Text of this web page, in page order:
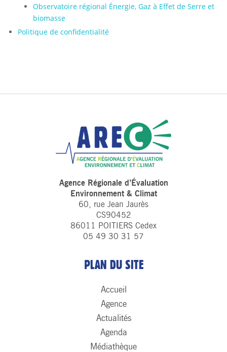
Observatoire régional Énergie, Gaz à Effet de Serre et
biomasse
Politique de confidentialité
Agence Régionale d’Évaluation
Environnement & Climat
60, rue Jean Jaurès
CS90452
86011 POITIERS Cedex
05 49 30 31 57
PLAN DU SITE
Accueil
Agence
Actualités
Agenda
Médiathèque